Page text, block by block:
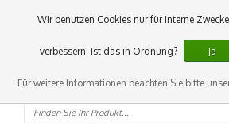
Wir benutzen Cookies nur für interne
verbessern. Ist das in Ordnung? Ja
Für weitere Informationen beachten Sie bitte